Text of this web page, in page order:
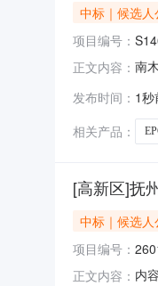
中标｜候选人
项目编号：
正文内容： 南
套
发布时间： 1秒
相关产品：
[高新区]抚
中标｜候选人
项目编号：
正文内容： 内